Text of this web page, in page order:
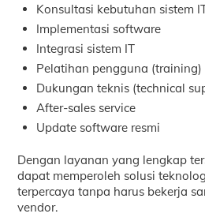
Konsultasi kebutuhan sistem
Implementasi software
Integrasi sistem IT
Pelatihan pengguna (training)
Dukungan teknis (technical
After-sales service
Update software resmi
Dengan layanan yang lengkap
dapat memperoleh solusi
terpercaya tanpa harus bekerja
vendor.